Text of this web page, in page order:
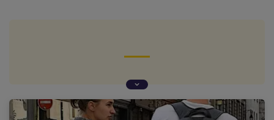
Le boulevard périphérique reste accessible